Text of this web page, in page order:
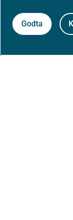
Godta
Presse